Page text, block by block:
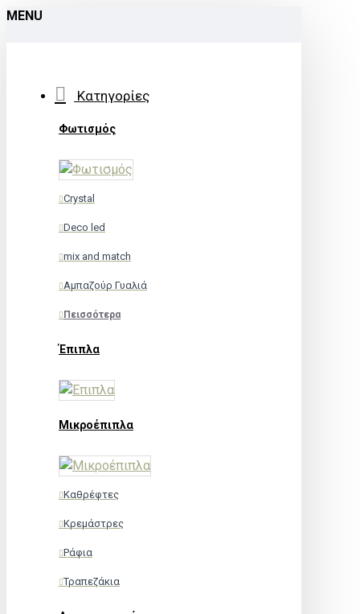
MENU
Κατηγορίες
Φωτισμός
Crystal
Deco led
mix and match
Αμπαζούρ Γυαλιά
Πεισσότερα
Έπιπλα
Μικροέπιπλα
Καθρέφτες
Κρεμάστρες
Ράφια
Τραπεζάκια